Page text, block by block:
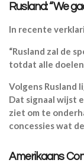
Rusland: “We
In recente
“Rusland zal de
totdat alle
Volgens Rusland
Dat signaal wijst
ziet om te
concessies wat
Amerikaans